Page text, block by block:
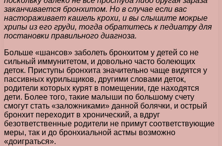
заканчивается бронхитом. Но в случае если вас
настораживает кашель крохи, и вы слышите мокрые
хрипы из его груди, тогда обратитесь к педиатру для
постановки правильного диагноза.
Больше «шансов» заболеть бронхитом у детей со не
сильный иммунитетом, и довольно часто болеющих
деток. Приступы бронхита значительно чаще видятся у
пассивных курильщиков, другими словами деток,
родители которых курят в помещении, где находятся
дети. Более того, такие малыши по большому счету
смогут стать «заложниками» данной болячки, и острый
бронхит переходит в хронический, а вдруг
безответственные родители не примут соответствующие
меры, так и до бронхиальной астмы возможно
«доиграться».